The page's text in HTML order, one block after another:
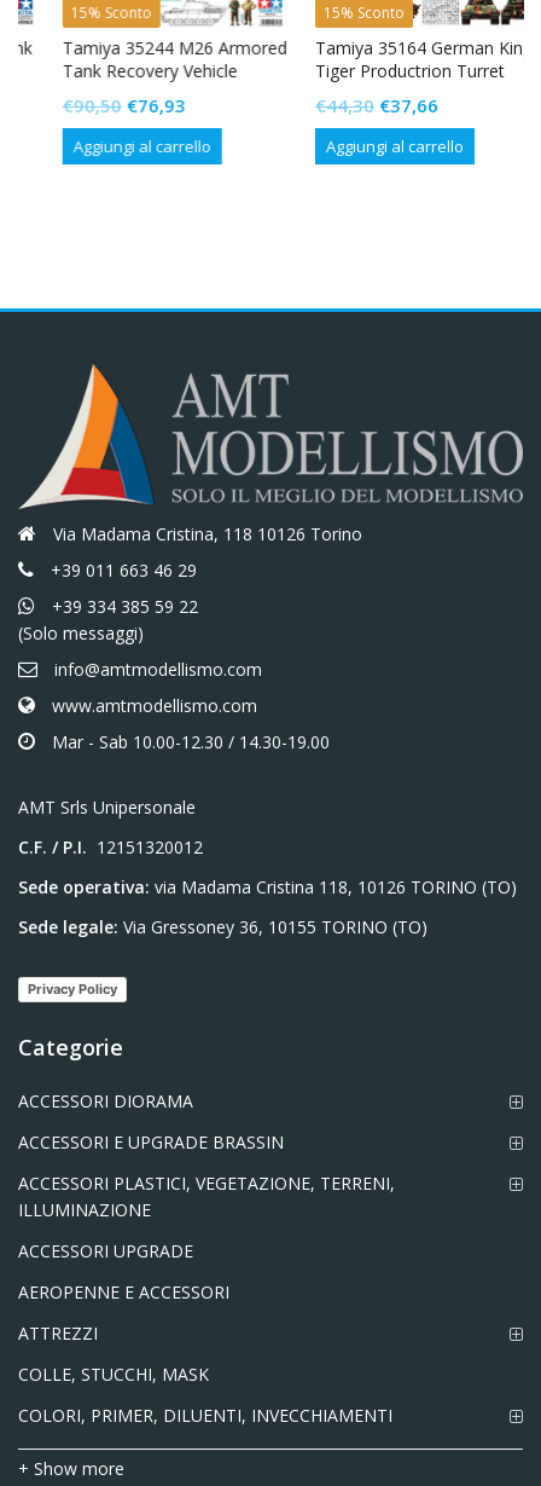
15% Sconto
Tamiya 35244 M26 Armored
Tank Recovery Vehicle
90,50Il
prezzo
originale
€76,93Il
prezzo
attuale
Aggiungi al carrello
15% Sconto
Tamiya 35164 German King
Tiger Productrion Turret
44,30Il
prezzo
originale
€37,66Il
prezzo
attuale
Aggiungi al carrello
Via Madama Cristina, 118 10126 Torino
+39 011 663 46 29
+39 334 385 59 22
(Solo messaggi)
info@amtmodellismo.com
www.amtmodellismo.com
Mar - Sab 10.00-12.30 / 14.30-19.00
AMT Srls Unipersonale
C.F. / P.I. 12151320012
Sede operativa: via Madama Cristina 118, 10126 TORINO (TO)
Sede legale: Via Gressoney 36, 10155 TORINO (TO)
Privacy Policy
Categorie
ACCESSORI DIORAMA
ACCESSORI E UPGRADE BRASSIN
ACCESSORI PLASTICI, VEGETAZIONE, TERRENI,
ILLUMINAZIONE
ACCESSORI UPGRADE
AEROPENNE E ACCESSORI
ATTREZZI
COLLE, STUCCHI, MASK
COLORI, PRIMER, DILUENTI, INVECCHIAMENTI
+ Show more